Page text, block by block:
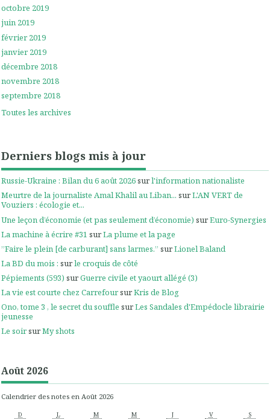
octobre 2019
juin 2019
février 2019
janvier 2019
décembre 2018
novembre 2018
septembre 2018
Toutes les archives
Derniers blogs mis à jour
Russie-Ukraine : Bilan du 6 août 2026surl'information nationaliste
Meurtre de la journaliste Amal Khalil au Liban... surL'AN VERT de
Vouziers : écologie et...
Une leçon d’économie (et pas seulement d’économie) surEuro-Synergies
La machine à écrire #31 surLa plume et la page
”Faire le plein [de carburant] sans larmes.” surLionel Baland
La BD du mois : surle croquis de côté
Pépiements (593) surGuerre civile et yaourt allégé (3)
La vie est courte chez CarrefoursurKris de Blog
Ono, tome 3 , le secret du souffle surLes Sandales d'Empédocle librairie
jeunesse
Le soirsurMy shots
Août 2026
Calendrier des notes en Août 2026
D L M M J V S